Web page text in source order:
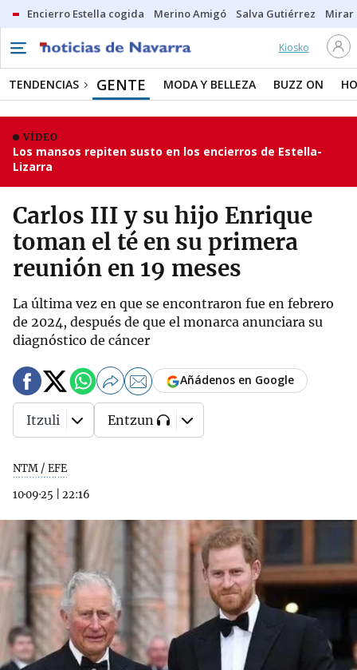
Encierro Estella cogida Merino Amigó Salva Gutiérrez Mirar
Kiosko
TENDENCIAS GENTE MODA Y BELLEZA BUZZ ON
VÍDEO
Los mansos repiten susto en los encierros de Estella-
Lizarra
Carlos III y su hijo Enrique
toman el té en su primera
reunión en 19 meses
La última vez en que se encontraron fue en febrero
de 2024, después de que el monarca anunciara su
diagnóstico de cáncer
NTM / EFE
10·09·25
22:16
Añádenos en Google
Itzuli Entzun